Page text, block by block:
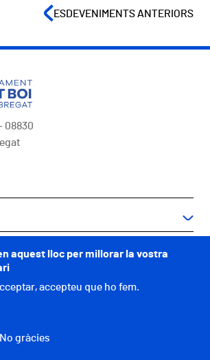
ESDEVENIMENTS ANTERIORS
08830
aquest lloc per millorar la vostra
accepteu que ho fem.
No gràcies